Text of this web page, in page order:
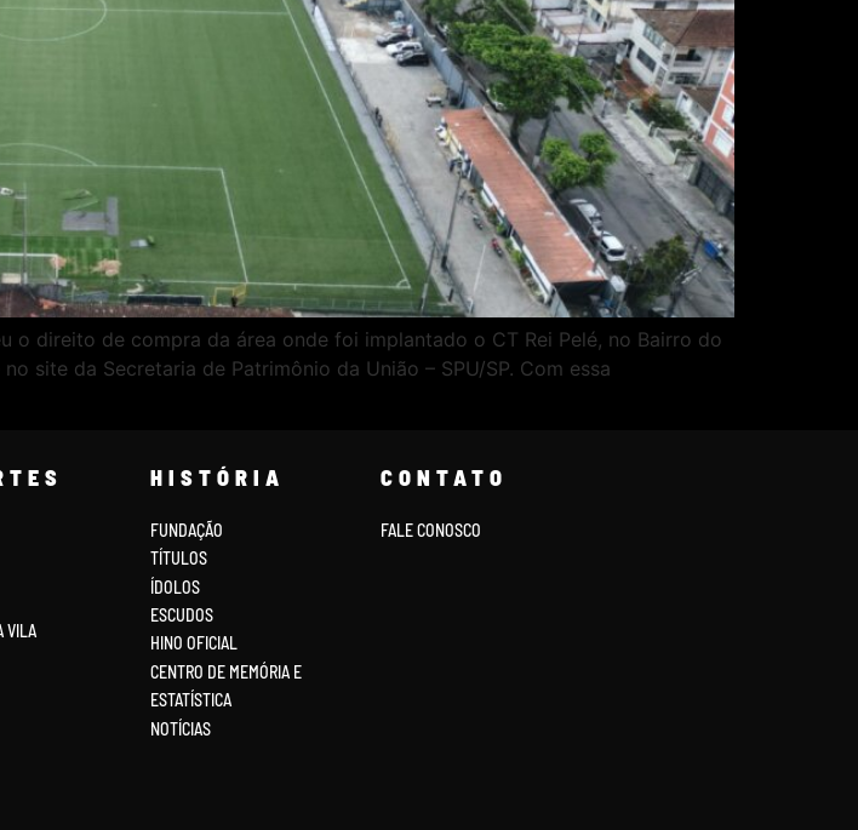
o direito de compra da área onde foi implantado o CT Rei Pelé, no Bairro do
site da Secretaria de Patrimônio da União – SPU/SP. Com essa
VILA
HISTÓRIA
FUNDAÇÃO
TÍTULOS
ÍDOLOS
ESCUDOS
HINO OFICIAL
CENTRO DE MEMÓRIA E
ESTATÍSTICA
NOTÍCIAS
CONTATO
FALE CONOSCO